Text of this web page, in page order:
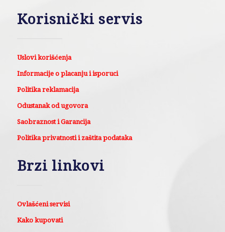
Korisnički servis
Uslovi korišćenja
Informacije o placanju i isporuci
Politika reklamacija
Odustanak od ugovora
Saobraznost i Garancija
Politika privatnosti i zaštita podataka
Brzi linkovi
Ovlašćeni servisi
Kako kupovati